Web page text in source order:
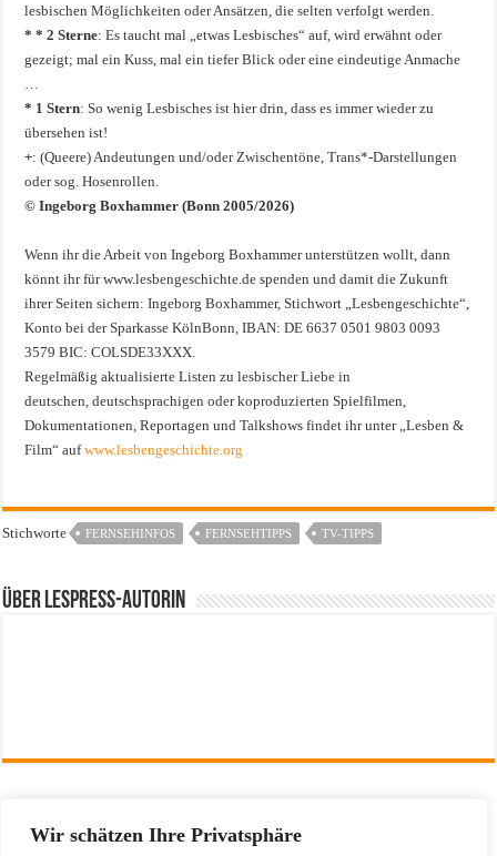
Wir schätzen Ihre Privatsphäre
lesbischen Möglichkeiten oder Ansätzen, die selten verfolgt werden.
* * 2 Sterne: Es taucht mal „etwas Lesbisches“ auf, wird erwähnt oder
gezeigt; mal ein Kuss, mal ein tiefer Blick oder eine eindeutige Anmache
* 1 Stern: So wenig Lesbisches ist hier drin, dass es immer wieder zu
übersehen ist!
+: (Queere) Andeutungen und/oder Zwischentöne, Trans*-Darstellungen
oder sog. Hosenrollen.
© Ingeborg Boxhammer (Bonn 2005/2026)
Wenn ihr die Arbeit von Ingeborg Boxhammer unterstützen wollt, dann
könnt ihr für www.lesbengeschichte.de spenden und damit die Zukunft
ihrer Seiten sichern: Ingeborg Boxhammer, Stichwort „Lesbengeschichte“,
Konto bei der Sparkasse KölnBonn, IBAN: DE 6637 0501 9803 0093
3579 BIC: COLSDE33XXX.
Regelmäßig aktualisierte Listen zu lesbischer Liebe in
deutschen, deutschsprachigen oder koproduzierten Spielfilmen,
Dokumentationen, Reportagen und Talkshows findet ihr unter „Lesben &
Film“ aufwww.lesbengeschichte.org
Stichworte FERNSEHINFOS FERNSEHTIPPS TV-TIPPS
Über Lespress-Autorin
Mai 2026